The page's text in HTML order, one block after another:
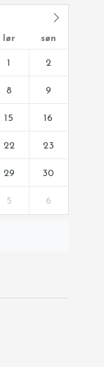
lør søn
1 2
8 9
15 16
22 23
29 30
5 6